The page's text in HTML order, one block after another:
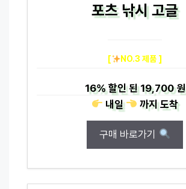
포츠 낚시 고글
[ NO.3 제품 ]
16%할인 된19,700 원
내일
까지도착
구매 바로가기